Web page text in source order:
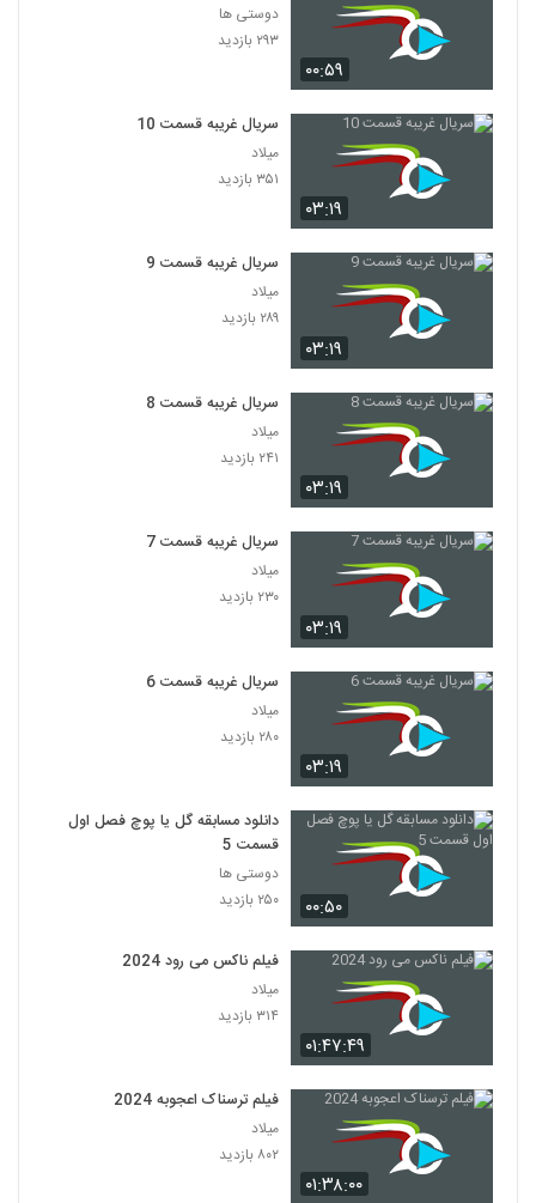
۰۰:۵۹
دوستی ها
۲۹۳ بازدید
۰۳:۱۹
سریال غریبه قسمت 10
میلاد
۳۵۱ بازدید
۰۳:۱۹
سریال غریبه قسمت 9
میلاد
۲۸۹ بازدید
۰۳:۱۹
سریال غریبه قسمت 8
میلاد
۲۴۱ بازدید
۰۳:۱۹
سریال غریبه قسمت 7
میلاد
۲۳۰ بازدید
۰۳:۱۹
سریال غریبه قسمت 6
میلاد
۲۸۰ بازدید
۰۰:۵۰
دانلود مسابقه گل یا پوچ فصل اول
قسمت 5
دوستی ها
۲۵۰ بازدید
۰۱:۴۷:۴۹
فیلم ناکس می رود 2024
میلاد
۳۱۴ بازدید
۰۱:۳۸:۰۰
فیلم ترسناک اعجوبه 2024
میلاد
۸۰۲ بازدید